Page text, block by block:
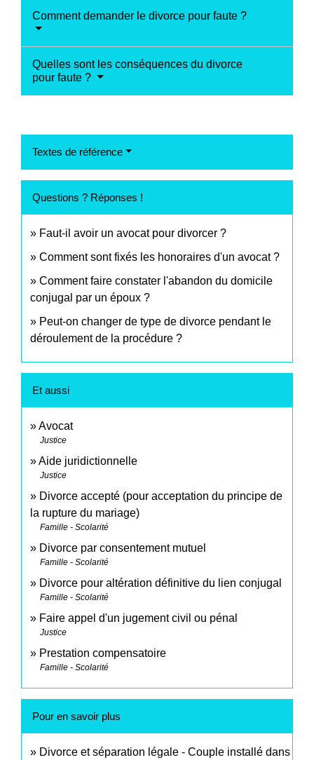
Comment demander le divorce pour faute ?
Quelles sont les conséquences du divorce
pour faute ?
Textes de référence
Questions ? Réponses !
Faut-il avoir un avocat pour divorcer ?
Comment sont fixés les honoraires d'un avocat ?
Comment faire constater l'abandon du domicile
conjugal par un époux ?
Peut-on changer de type de divorce pendant le
déroulement de la procédure ?
Et aussi
Avocat
Justice
Aide juridictionnelle
Justice
Divorce accepté (pour acceptation du principe de
la rupture du mariage)
Famille - Scolarité
Divorce par consentement mutuel
Famille - Scolarité
Divorce pour altération définitive du lien conjugal
Famille - Scolarité
Faire appel d'un jugement civil ou pénal
Justice
Prestation compensatoire
Famille - Scolarité
Pour en savoir plus
Divorce et séparation légale - Couple installé dans